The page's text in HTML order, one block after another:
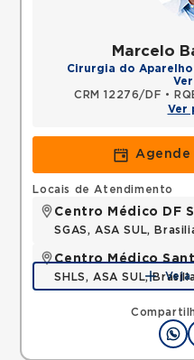
Marcelo
Cirurgia do
CRM 12276/DF •
Ver
Agende
Locais de Atendimento
Centro Médico DF
SGAS, ASA SUL,
Centro Médico
SHLS, ASA SUL, Veja